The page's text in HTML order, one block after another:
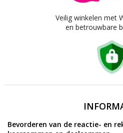
Veilig winkelen met
en betrouwbare
Bevorderen van de reactie- en